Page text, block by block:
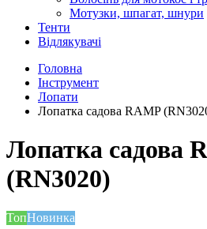
Мотузки, шпагат, шнури
Тенти
Відлякувачі
Головна
Інструмент
Лопати
Лопатка садова RAMP
Лопатка садова
(RN3020)
ТопНовинка